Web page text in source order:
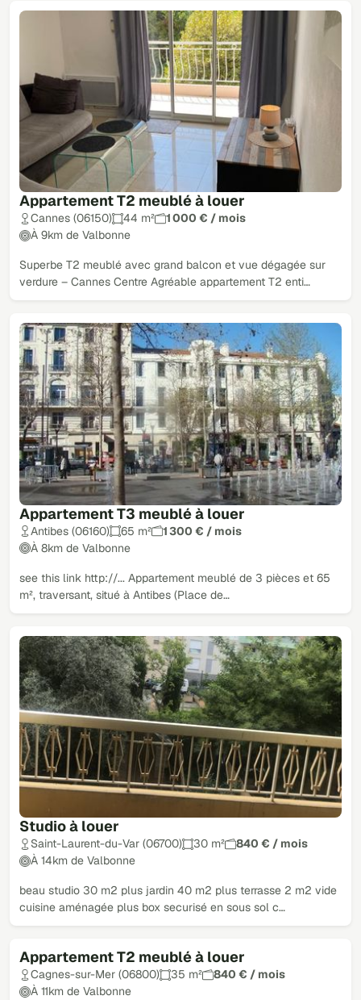
Appartement T2 meublé à louer
Cannes (06150) 44 m²
1 000 € / mois
À 9km de Valbonne
Superbe T2 meublé avec grand balcon et vue dégagée sur
verdure – Cannes Centre Agréable appartement T2 enti…
Appartement T3 meublé à louer
Antibes (06160) 65 m²
1 300 € / mois
À 8km de Valbonne
see this link http://... Appartement meublé de 3 pièces et 65
m², traversant, situé à Antibes (Place de…
Studio à louer
Saint-Laurent-du-Var (06700) 30 m²
840 € / mois
À 14km de Valbonne
beau studio 30 m2 plus jardin 40 m2 plus terrasse 2 m2 vide
cuisine aménagée plus box securisé en sous sol c…
Appartement T2 meublé à louer
Cagnes-sur-Mer (06800) 35 m²
840 € / mois
À 11km de Valbonne